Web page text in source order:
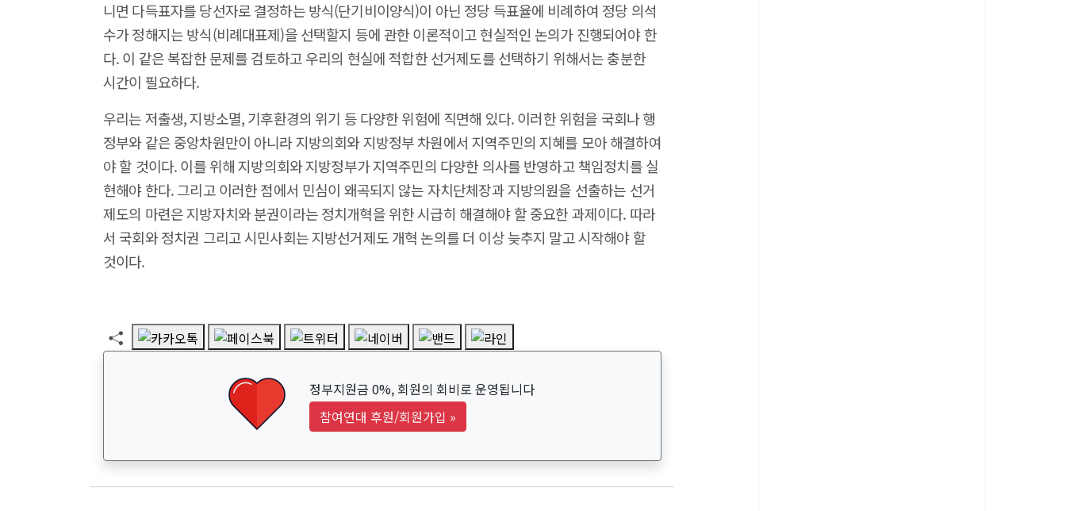
니면 다득표자를 당선자로 결정하는 방식(단기비이양식)이 아닌 정당 득표율에 비례하여 정당 의석
수가 정해지는 방식(비례대표제)을 선택할지 등에 관한 이론적이고 현실적인 논의가 진행되어야 한
다. 이 같은 복잡한 문제를 검토하고 우리의 현실에 적합한 선거제도를 선택하기 위해서는 충분한
시간이 필요하다.
우리는 저출생, 지방소멸, 기후환경의 위기 등 다양한 위험에 직면해 있다. 이러한 위험을 국회나 행
정부와 같은 중앙차원만이 아니라 지방의회와 지방정부 차원에서 지역주민의 지혜를 모아 해결하여
야 할 것이다. 이를 위해 지방의회와 지방정부가 지역주민의 다양한 의사를 반영하고 책임정치를 실
현해야 한다. 그리고 이러한 점에서 민심이 왜곡되지 않는 자치단체장과 지방의원을 선출하는 선거
제도의 마련은 지방자치와 분권이라는 정치개혁을 위한 시급히 해결해야 할 중요한 과제이다. 따라
서 국회와 정치권 그리고 시민사회는 지방선거제도 개혁 논의를 더 이상 늦추지 말고 시작해야 할
것이다.
정부지원금 0%, 회원의 회비로 운영됩니다
참여연대 후원/회원가입 »